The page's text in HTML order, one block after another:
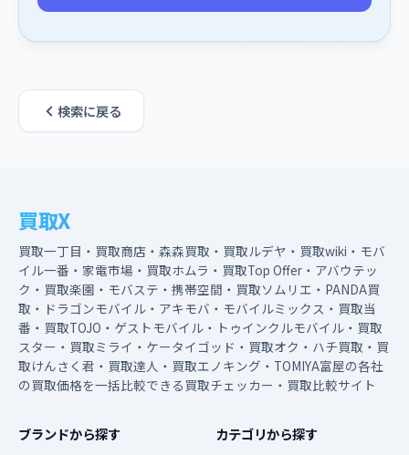
検索に戻る
買取X
買取一丁目・買取商店・森森買取・買取ルデヤ・買取wiki・モバ
イル一番・家電市場・買取ホムラ・買取Top Offer・アバウテッ
ク・買取楽園・モバステ・携帯空間・買取ソムリエ・PANDA買
取・ドラゴンモバイル・アキモバ・モバイルミックス・買取当
番・買取TOJO・ゲストモバイル・トゥインクルモバイル・買取
スター・買取ミライ・ケータイゴッド・買取オク・ハチ買取・買
取けんさく君・買取達人・買取エノキング・TOMIYA富屋の各社
の買取価格を一括比較できる買取チェッカー・買取比較サイト
ブランドから探す カテゴリから探す